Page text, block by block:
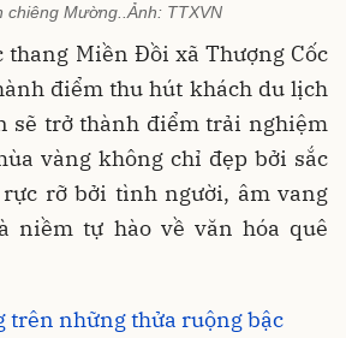
chiêng Mường..Ảnh: TTXVN
thang Miền Đồi xã Thượng Cốc
điểm thu hút khách du lịch
sẽ trở thành điểm trải nghiệm
vàng không chỉ đẹp bởi sắc
rỡ bởi tình người, âm vang
niềm tự hào về văn hóa quê
trên những thửa ruộng bậc